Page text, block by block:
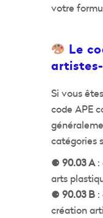
votre
Le
Si vous
code APE
catégories
⚈ 90.03 A:
arts
⚈ 90.03 B :
création